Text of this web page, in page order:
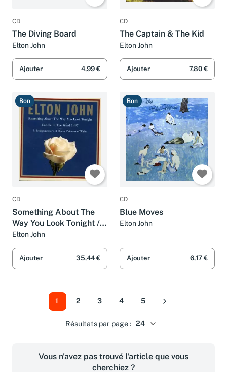
CD
The Diving Board
Elton John
Ajouter 4,99 €
CD
The Captain & The Kid
Elton John
Ajouter 7,80 €
Bon
CD
Something About The
Way You Look Tonight /
Candle In The Wind 1997
By Elton John (0001-01-
01)
Elton John
Ajouter 35,44 €
Bon
CD
Blue Moves
Elton John
Ajouter 6,17 €
Résultats par page :
1 2 3 4 5 Suivant
Vous n'avez pas trouvé l'article que vous
cherchiez ?